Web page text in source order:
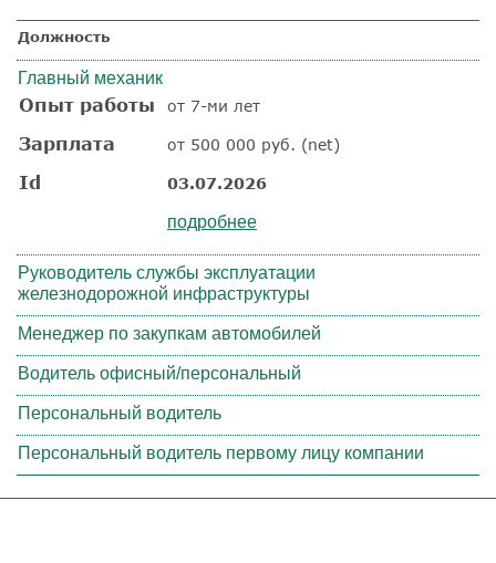
Должность
Главный механик
Опыт работы от 7-ми лет
Зарплата от 500 000 руб. (net)
Id 03.07.2026
подробнее
Руководитель службы эксплуатации
железнодорожной инфраструктуры
Менеджер по закупкам автомобилей
Водитель офисный/персональный
Персональный водитель
Персональный водитель первому лицу компании